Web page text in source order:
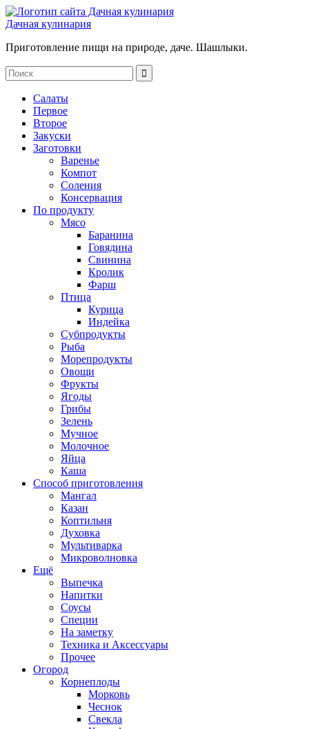
Дачная кулинария
Приготовление пищи на природе, даче. Шашлыки.
Салаты
Первое
Второе
Закуски
Заготовки
Варенье
Компот
Соления
Консервация
По продукту
Мясо
Баранина
Говядина
Свинина
Кролик
Фарш
Птица
Курица
Индейка
Субпродукты
Рыба
Морепродукты
Овощи
Фрукты
Ягоды
Грибы
Зелень
Мучное
Молочное
Яйца
Каша
Способ приготовления
Мангал
Казан
Коптильня
Духовка
Мультиварка
Микроволновка
Ещё
Выпечка
Напитки
Соусы
Специи
На заметку
Техника и Аксессуары
Прочее
Огород
Корнеплоды
Морковь
Чеснок
Свекла